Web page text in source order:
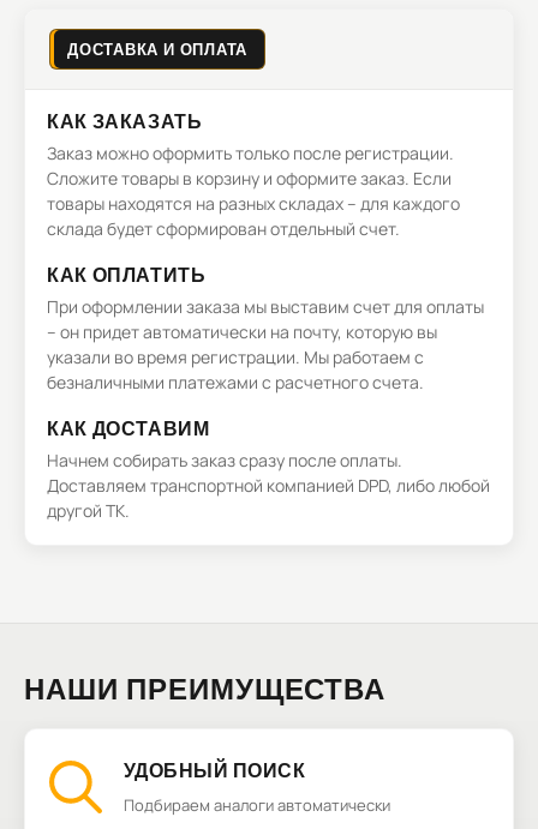
ДОСТАВКА И ОПЛАТА
КАК ЗАКАЗАТЬ
Заказ можно оформить только после регистрации.
Сложите товары в корзину и оформите заказ. Если
товары находятся на разных складах – для каждого
склада будет сформирован отдельный счет.
КАК ОПЛАТИТЬ
При оформлении заказа мы выставим счет для оплаты
– он придет автоматически на почту, которую вы
указали во время регистрации. Мы работаем с
безналичными платежами с расчетного счета.
КАК ДОСТАВИМ
Начнем собирать заказ сразу после оплаты.
Доставляем транспортной компанией DPD, либо любой
другой ТК.
НАШИ ПРЕИМУЩЕСТВА
УДОБНЫЙ ПОИСК
Подбираем аналоги автоматически